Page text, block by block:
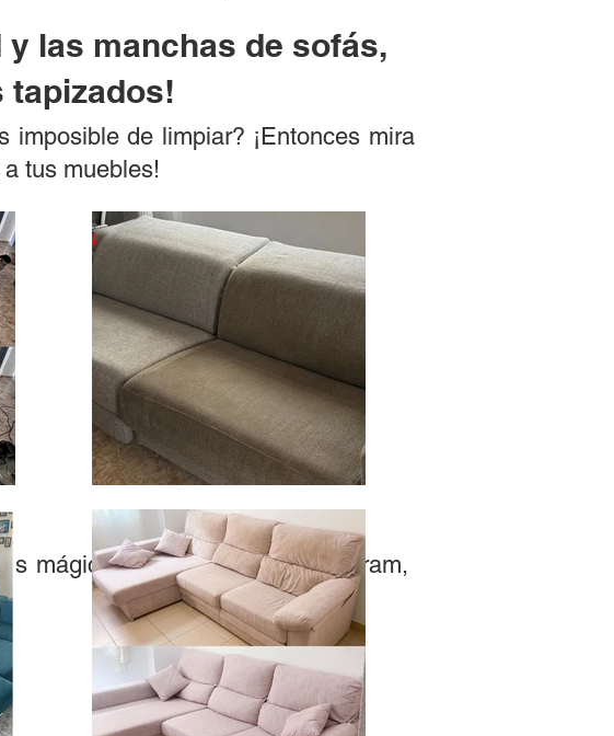
las manchas de sofás,
tapizados!
de limpiar? ¡Entonces mira
tus muebles!
mágicos? ¡Mira nuestro Instagram,